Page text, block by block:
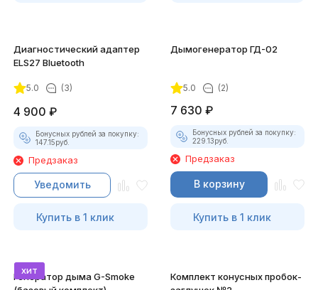
Диагностический адаптер
ELS27 Bluetooth
5.0 (3)
4 900 ₽
Бонусных рублей за покупку:
147.15руб.
Предзаказ
Уведомить
Купить в 1 клик
Дымогенератор ГД-02
5.0 (2)
7 630 ₽
Бонусных рублей за покупку:
229.13руб.
Предзаказ
В корзину
Купить в 1 клик
хит
Генератор дыма G-Smoke
Комплект конусных пробок-